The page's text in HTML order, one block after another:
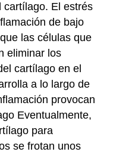
cartílago. El estrés
de bajo
las células que
eliminar los
cartílago en el
a lo largo de
provocan
Eventualmente,
para
se frotan unos